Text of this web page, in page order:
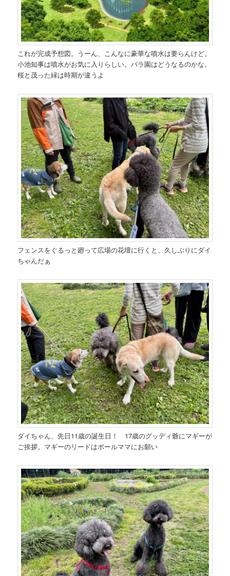
これが完成予想図。うーん、こんなに豪華な噴水は要らんけど。
小池知事は噴水がお気に入りらしい。バラ園はどうなるのかな。
桜と茂った緑は時期が違うよ
フェンスをぐるっと廻って広場の花壇に行くと、久しぶりにダイ
ちゃんだぁ
ダイちゃん、先日11歳の誕生日！ 17歳のグッディ爺にマギーが
ご挨拶。マギーのリードはポールママにお願い